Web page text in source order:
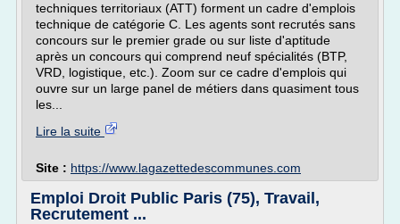
techniques territoriaux (ATT) forment un cadre d'emplois
technique de catégorie C. Les agents sont recrutés sans
concours sur le premier grade ou sur liste d'aptitude
après un concours qui comprend neuf spécialités (BTP,
VRD, logistique, etc.). Zoom sur ce cadre d'emplois qui
ouvre sur un large panel de métiers dans quasiment tous
les...
Lire la suite
Site : https://www.lagazettedescommunes.com
Emploi Droit Public Paris (75), Travail,
Recrutement ...